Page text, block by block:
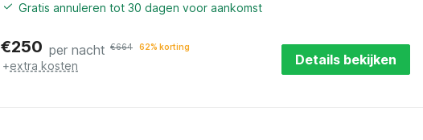
Gratis annuleren tot 30 dagen voor aankomst
€250 per nacht €664 62% korting
+extra kosten Details bekijken